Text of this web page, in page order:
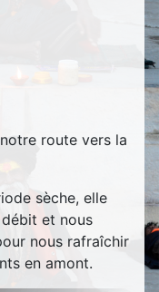
route vers la
sèche, elle
et nous
nous rafraîchir
en amont.